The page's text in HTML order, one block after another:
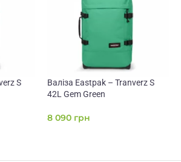
S
Валіза Eastpak – Tranverz S
42L Gem Green
8 090 грн